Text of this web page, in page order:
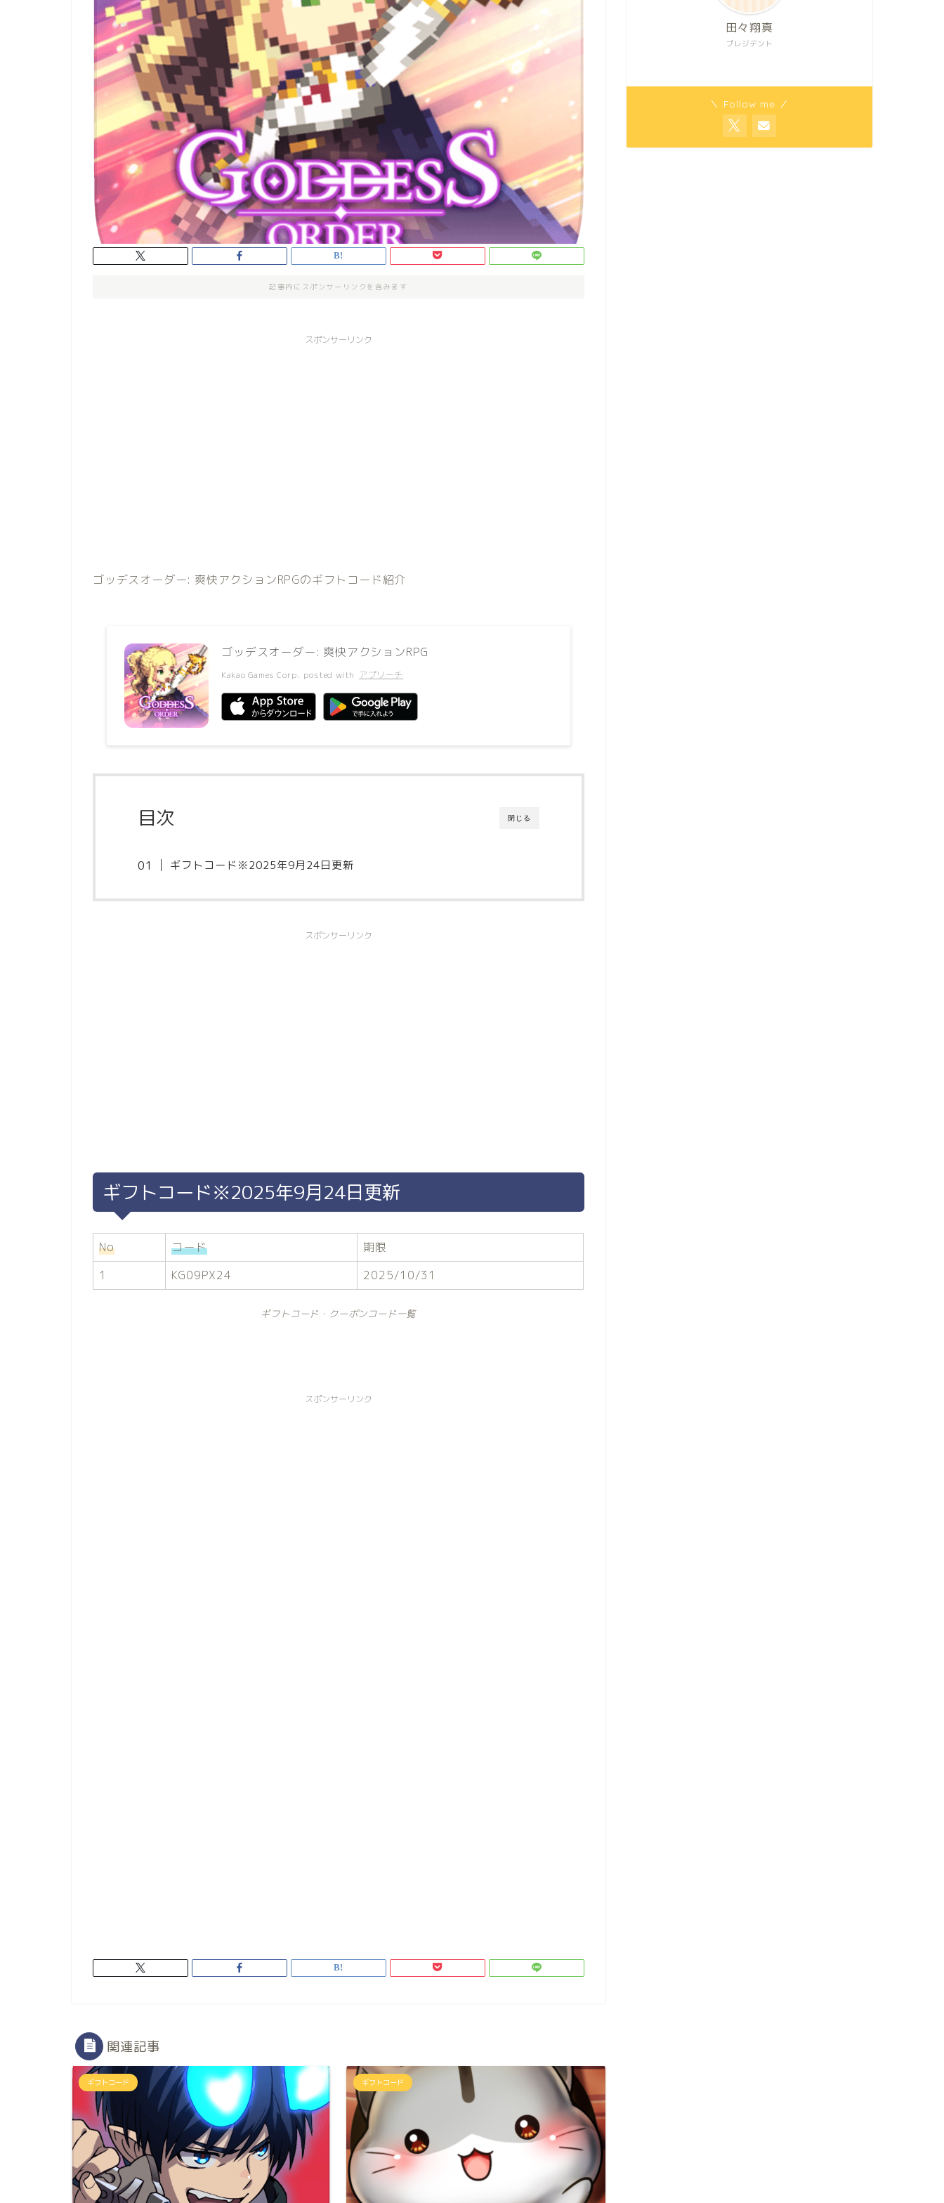
記事内にスポンサーリンクを含みます
スポンサーリンク
ゴッデスオーダー: 爽快アクションRPGのギフトコード紹介
ゴッデスオーダー: 爽快アクションRPG
Kakao Games Corp. posted with アプリーチ
閉じる
目次
ギフトコード※2025年9月24日更新
スポンサーリンク
ギフトコード※2025年9月24日更新
No コード
期限
1
KG09PX24 2025/10/31
ギフトコード・クーポンコード一覧
スポンサーリンク
関連記事
ギフトコード ギフトコード
プレジデント
田々翔真
＼ Follow me ／